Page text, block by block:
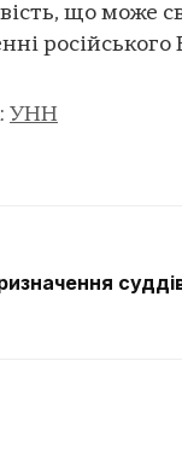
що може
російського
: УНН